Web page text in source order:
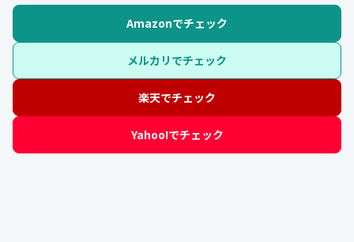
Amazonでチェック
メルカリでチェック
楽天でチェック
Yahoo!でチェック